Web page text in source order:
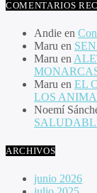
COMENTARIOS
Andie en
Maru en
Maru en
Maru en EL
LOS
Noemí
ARCHIVOS
junio 2026